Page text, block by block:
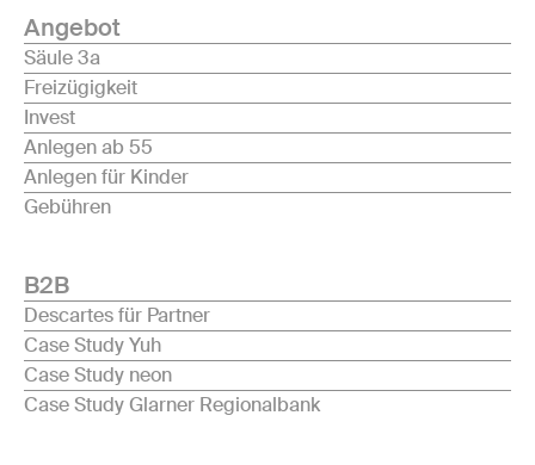
Angebot
Säule 3a
Freizügigkeit
Invest
Anlegen ab 55
Anlegen für Kinder
Gebühren
B2B
Descartes für Partner
Case Study Yuh
Case Study neon
Case Study Glarner Regionalbank